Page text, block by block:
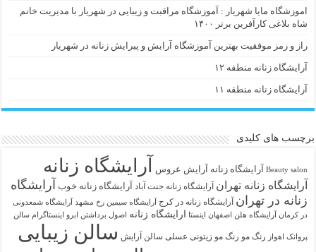
اموزشگاه مایا شهریار : آموزشگاه مراقبت و زیبایی در شهریار با مدیریت خانم
شاه بلاغی کارآفرین برتر ۱۴۰۰
راز و رمز موفقیت بهترین آموزشگاه آرایش و پیرایش زنانه در شهریار
آرایشگاه زنانه منطقه ۱۲
آرایشگاه زنانه منطقه ۱۱
برچسب های کلیدی
Beauty salon آرايشگاه زنانه آرایش عروس آرایشگاه زنانه
آرایشگاه زنانه تهران آرایشگاه زنانه جنت آباد آرایشگاه زنانه خوب آرایشگاه
زنانه در تهران آرایشگاه زنانه در کرج آرایشگاه سیمین رخ مشهد
آرایشگاه شمعدونی
در کرمان آرایشگاه هلن اصفهان اینستا ارایشگاه زنانه اصول برداشتن ابرو اینستاگرام سالن
پروانک اهواز رنگ مو رنگ مو زیتونی عسلی سالن آرایش سالن زیبایی